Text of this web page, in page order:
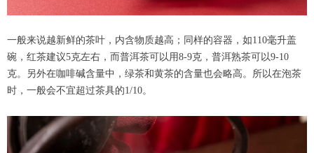
一般来说越新鲜的茶叶，内含物质越高；同样的容器，如110毫升盖
碗，红茶建议5克左右，而普洱茶可以用8-9克，普洱熟茶可以9-10
克。另外在咖啡碱含量中，绿茶和黄茶的含量也会略高。所以在泡茶
时，一般会不宜超过茶具的1/10。